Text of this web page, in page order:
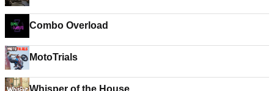
Combo Overload
MotoTrials
Whisper of the House